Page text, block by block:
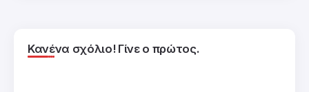
Κανένα σχόλιο! Γίνε ο πρώτος.